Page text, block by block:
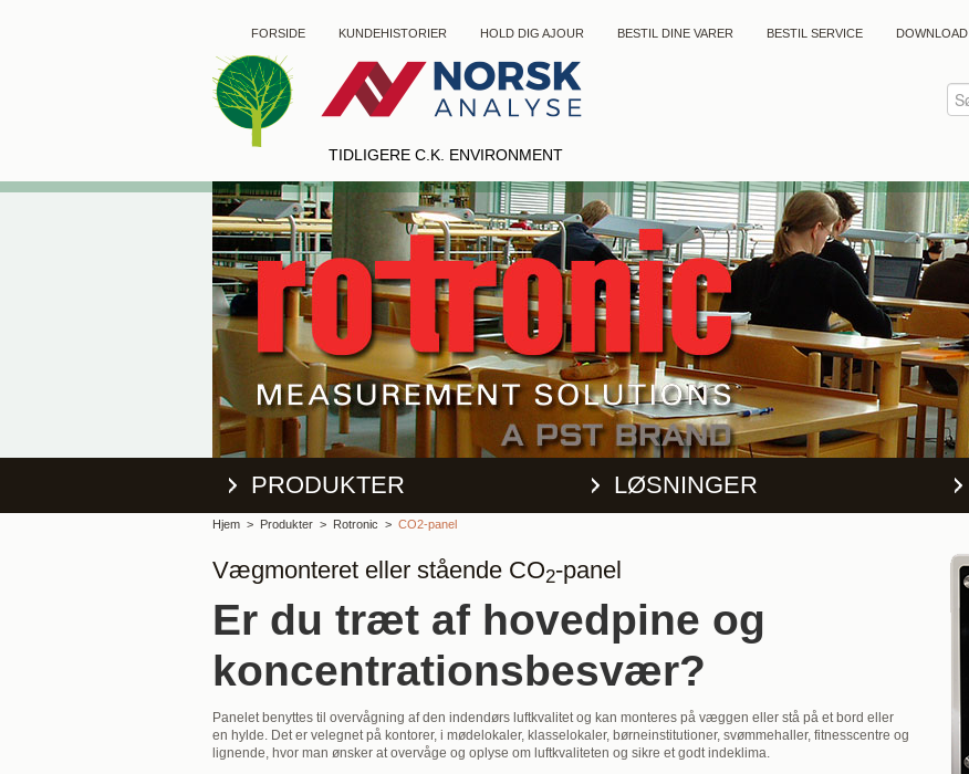
FORSIDE KUNDEHISTORIER HOLD DIG AJOUR BESTIL DINE VARER BESTIL SERVICE DOWNLOAD
TIDLIGERE C.K. ENVIRONMENT
PRODUKTER LØSNINGER
Hjem Produkter Rotronic CO2-panel
Vægmonteret eller stående CO2-panel
Er du træt af hovedpine og
koncentrationsbesvær?
Panelet benyttes til overvågning af den indendørs luftkvalitet og kan monteres på væggen eller stå på et bord eller
en hylde. Det er velegnet på kontorer, i mødelokaler, klasselokaler, børneinstitutioner, svømmehaller, fitnesscentre og
lignende, hvor man ønsker at overvåge og oplyse om luftkvaliteten og sikre et godt indeklima.